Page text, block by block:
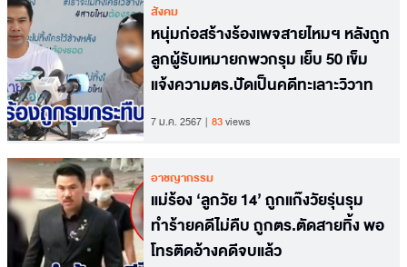
สังคม
หนุ่มก่อสร้างร้องเพจสายไหมฯ หลังถูก
ลูกผู้รับเหมายกพวกรุม เย็บ 50 เข็ม
แจ้งความตร.ปัดเป็นคดีทะเลาะวิวาท
7 ม.ค. 2567 83views
อาชญากรรม
แม่ร้อง ‘ลูกวัย 14’ ถูกแก๊งวัยรุ่นรุม
ทำร้ายคดีไม่คืบ ถูกตร.ตัดสายทิ้ง พอ
โทรติดอ้างคดีจบแล้ว